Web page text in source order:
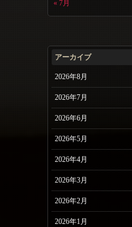
« 7月
アーカイブ
2026年8月
2026年7月
2026年6月
2026年5月
2026年4月
2026年3月
2026年2月
2026年1月